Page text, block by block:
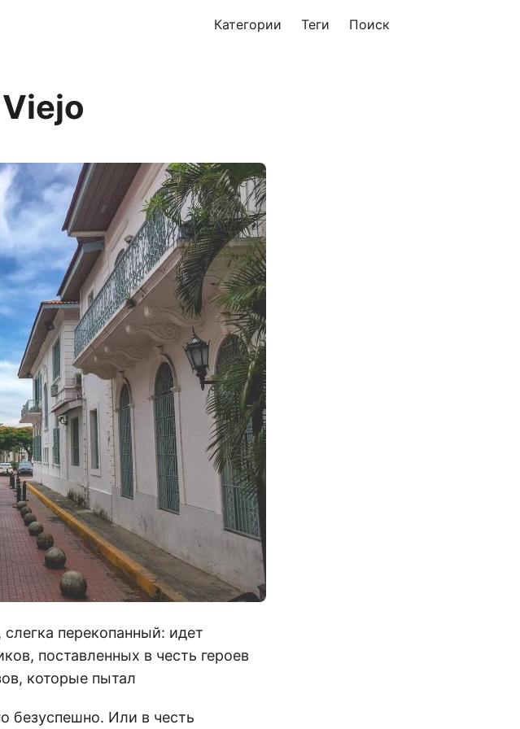
Категории Теги Поиск
перекопанный: идет
поставленных в честь героев
которые пытал
безуспешно. Или в честь